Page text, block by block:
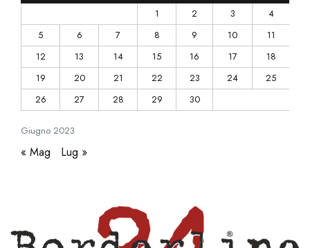
Giugno 2023
1
2 3
4
5
6 7 8 9 10
11
12
13 14 15 16 17
18
19
20 21 22 23 24
25
26
27 28 29 30
« Mag Lug »